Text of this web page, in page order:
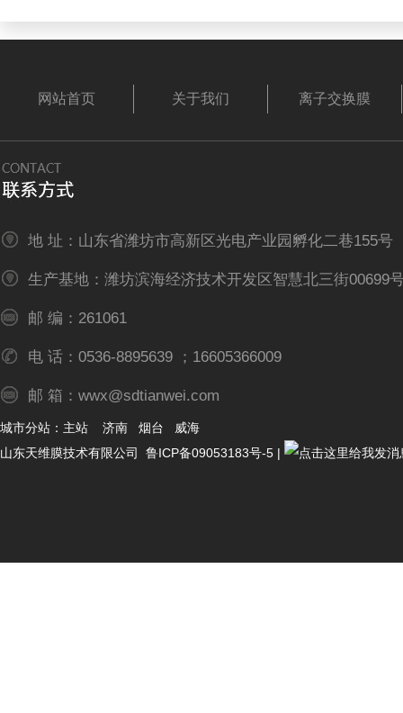
网站首页 关于我们 离子交换膜
地 址：山东省潍坊市高新区光电产业园孵化二巷155号
生产基地：潍坊滨海经济技术开发区智慧北三街00699
邮 编：261061
电 话：0536-8895639 ；16605366009
邮 箱：wwx@sdtianwei.com
城市分站： 主站 济南 烟台
威海
山东天维膜技术有限公司
鲁ICP备09053183号-5 |